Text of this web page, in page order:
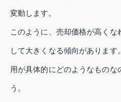
変動します。
このように、売却価格が高く
して大きくなる傾向がありま
用が具体的にどのようなものな
う。